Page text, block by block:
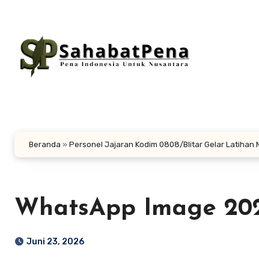
konten
Beranda » Personel Jajaran Kodim 0808/Blitar Gelar Latihan
WhatsApp Image
Juni 23, 2026